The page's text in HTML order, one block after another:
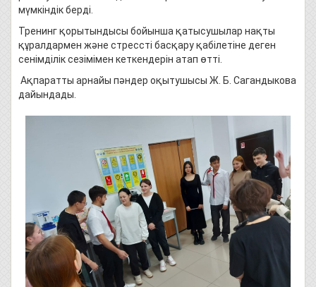
мүмкіндік берді.
Тренинг қорытындысы бойынша қатысушылар нақты
құралдармен және стрессті басқару қабілетіне деген
сенімділік сезімімен кеткендерін атап өтті.
Ақпаратты арнайы пәндер оқытушысы Ж. Б. Сагандыкова
дайындады.